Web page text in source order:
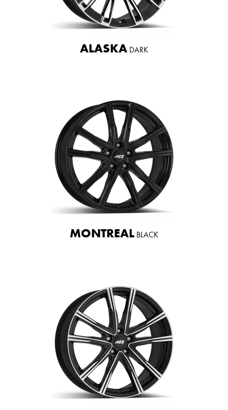
ALASKA DARK
MONTREAL BLACK